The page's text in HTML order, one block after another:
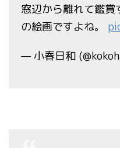
窓辺から離れて鑑
の絵画ですよね。
— 小春日和